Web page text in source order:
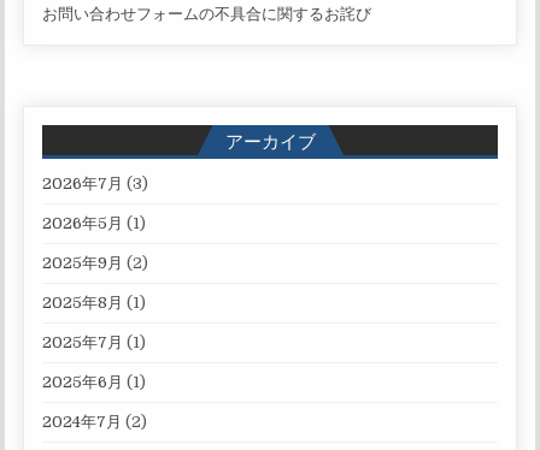
お問い合わせフォームの不具合に関するお詫び
アーカイブ
2026年7月 (3)
2026年5月 (1)
2025年9月 (2)
2025年8月 (1)
2025年7月 (1)
2025年6月 (1)
2024年7月 (2)